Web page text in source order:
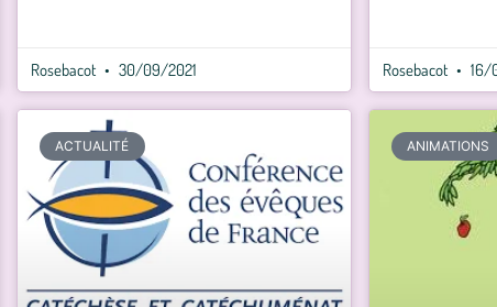
Rosebacot 30/09/2021 Rosebacot 16/
ACTUALITÉ ANIMATIONS